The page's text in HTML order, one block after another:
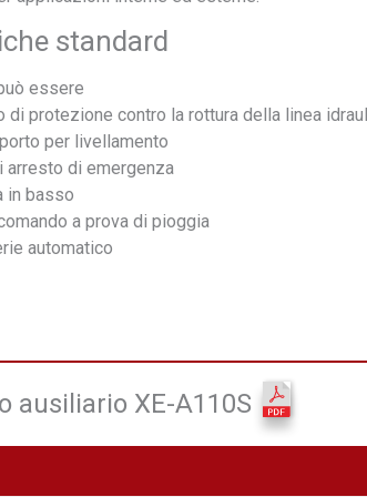
standard
essere
di protezione contro la rottura della linea
per livellamento
arresto di emergenza
in basso
a prova di pioggia
automatico
ausiliario XE-A110S